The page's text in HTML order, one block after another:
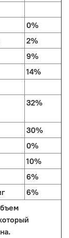
0%
2%
9%
14%
32%
30%
0%
10%
6%
6%